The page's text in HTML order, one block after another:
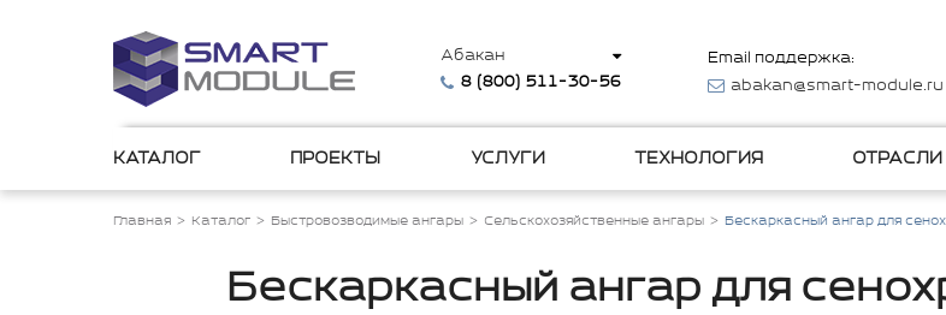
Абакан
8 (800) 511-30-56
Email поддержка:
abakan@smart-module.ru
КАТАЛОГ ПРОЕКТЫ УСЛУГИ ТЕХНОЛОГИЯ ОТРАСЛИ
Главная Каталог Быстровозводимые ангары Сельскохозяйственные ангары Бескаркасный ангар для
Бескаркасный ангар для